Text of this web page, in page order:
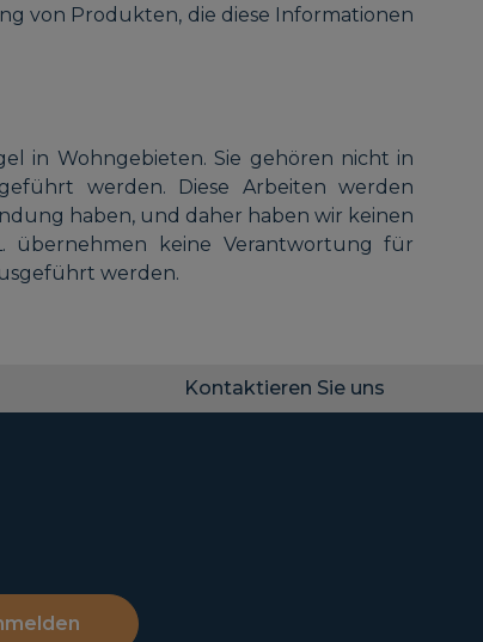
von Produkten, die diese Informationen
in Wohngebieten. Sie gehören nicht in
werden. Diese Arbeiten werden
haben, und daher haben wir keinen
übernehmen keine Verantwortung für
werden.
Kontaktieren Sie uns